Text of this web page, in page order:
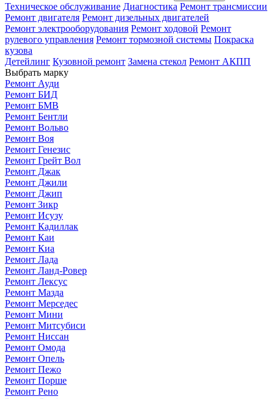
Техническое обслуживание Диагностика Ремонт трансмиссии
Ремонт двигателя Ремонт дизельных двигателей
Ремонт электрооборудования Ремонт ходовой Ремонт
рулевого управления Ремонт тормозной системы Покраска
кузова
Детейлинг Кузовной ремонт Замена стекол Ремонт АКПП
Выбрать марку
Ремонт Ауди
Ремонт БИД
Ремонт БМВ
Ремонт Бентли
Ремонт Вольво
Ремонт Воя
Ремонт Генезис
Ремонт Грейт Вол
Ремонт Джак
Ремонт Джили
Ремонт Джип
Ремонт Зикр
Ремонт Исузу
Ремонт Кадиллак
Ремонт Каи
Ремонт Киа
Ремонт Лада
Ремонт Ланд-Ровер
Ремонт Лексус
Ремонт Мазда
Ремонт Мерседес
Ремонт Мини
Ремонт Митсубиси
Ремонт Ниссан
Ремонт Омода
Ремонт Опель
Ремонт Пежо
Ремонт Порше
Ремонт Рено